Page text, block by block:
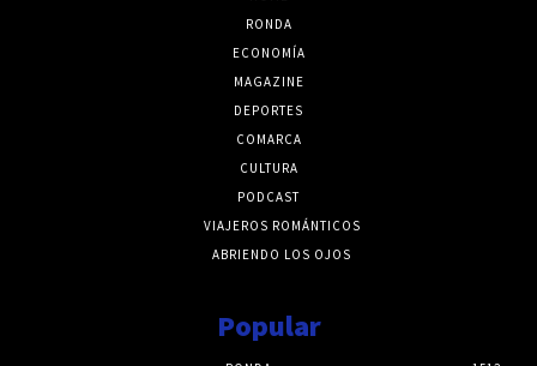
RONDA
ECONOMÍA
MAGAZINE
DEPORTES
COMARCA
CULTURA
PODCAST
VIAJEROS ROMÁNTICOS
ABRIENDO LOS OJOS
Popular